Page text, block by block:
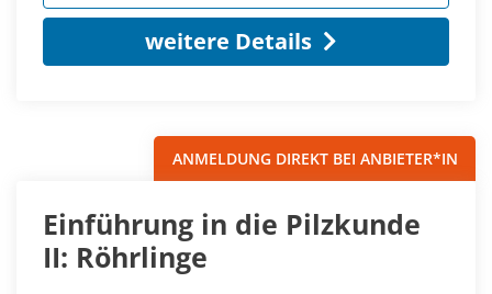
weitere Details
ANMELDUNG DIREKT BEI ANBIETER*IN
Einführung in die Pilzkunde
II: Röhrlinge